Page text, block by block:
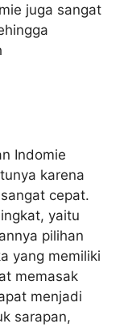
juga sangat
Indomie
karena
cepat.
yaitu
pilihan
yang memiliki
memasak
menjadi
sarapan,